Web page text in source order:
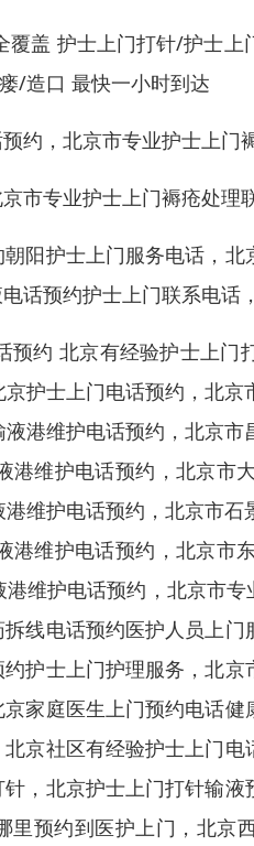
覆盖 护士上门打针/护士
/造口 最快一小时到达
约，北京市专业护士上门
市专业护士上门褥疮处理
阳护士上门服务电话，
话预约护士上门联系电话，
预约 北京有经验护士上
护士上门电话预约，北
港维护电话预约，北京
港维护电话预约，北京市
维护电话预约，北京市
港维护电话预约，北京市
维护电话预约， 北京市专
线电话预约医护人员上
护士上门护理服务，北
家庭医生上门预约电话
京社区有经验护士上门
，北京护士上门打针输
预约到医护上门，北京